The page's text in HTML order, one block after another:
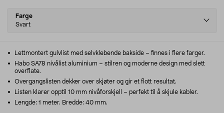
Select
variant
Farge
Svart
Lettmontert gulvlist med selvklebende bakside – finnes i flere farger.
Habo SA78 nivålist aluminium – stilren og moderne design med slett
overflate.
Overgangslisten dekker over skjøter og gir et flott resultat.
Listen klarer opptil 10 mm nivåforskjell – perfekt til å skjule kabler.
Lengde: 1 meter. Bredde: 40 mm.